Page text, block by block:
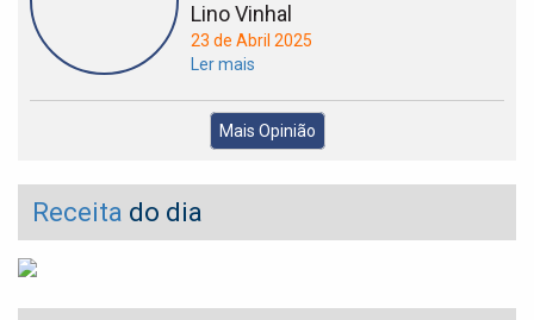
Lino Vinhal
23 de Abril 2025
Ler mais
Mais Opinião
Receita do dia